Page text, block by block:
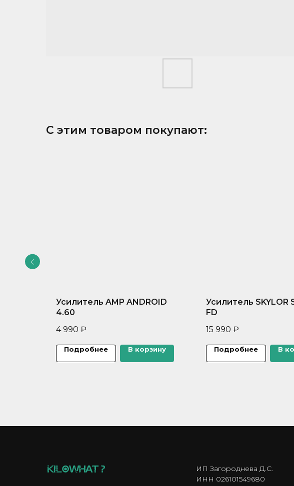
С этим товаром покупают:
Усилитель AMP ANDROID
4.60
4 990 ₽
Подробнее В корзину
Усилитель SKYLOR
FD
15 990 ₽
Подробнее В
ИП Загороднева Д.С.
ИНН 026101549680